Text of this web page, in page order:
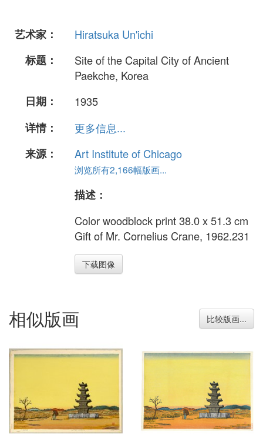
艺术家：
Hiratsuka Un'ichi
标题：
Site of the Capital City of Ancient
Paekche, Korea
日期：
1935
详情：
更多信息...
来源：
Art Institute of Chicago
浏览所有2,166幅版画...
描述：
Color woodblock print 38.0 x 51.3 cm
Gift of Mr. Cornelius Crane, 1962.231
下载图像
相似版画 比较版画...